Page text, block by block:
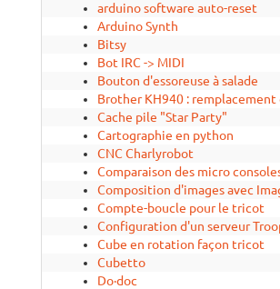
arduino software auto-reset
Arduino Synth
Bitsy
Bot IRC -> MIDI
Bouton d'essoreuse à salade
Brother KH940 :
Cache pile "Star Party"
Cartographie en python
CNC Charlyrobot
Comparaison des micro
Composition d'images avec
Compte-boucle pour le tricot
Configuration d'un serveur
Cube en rotation façon tricot
Cubetto
Do·doc